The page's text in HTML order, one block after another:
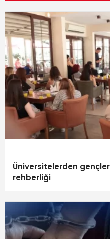
Üniversitelerden
rehberliği